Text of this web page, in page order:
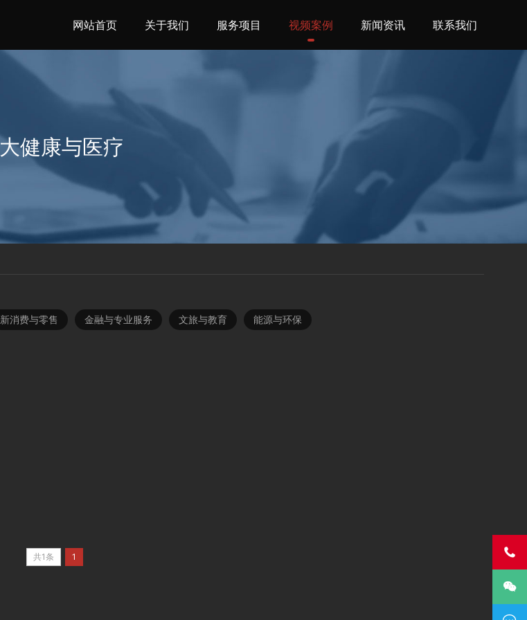
网站首页 关于我们 服务项目 视频案例 新闻资讯 联系我们
大健康与医疗
新消费与零售 金融与专业服务 文旅与教育 能源与环保
共1条 1 
